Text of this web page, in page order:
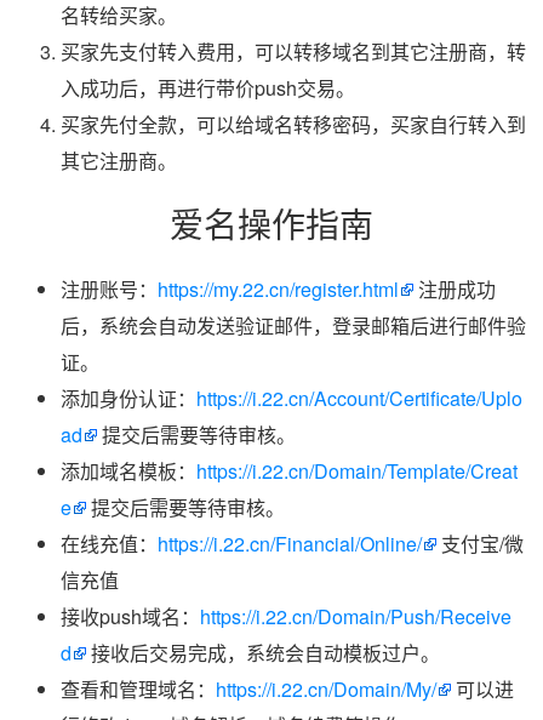
名转给买家。
买家先支付转入费用，可以转移域名到其它注册商，转
入成功后，再进行带价push交易。
买家先付全款，可以给域名转移密码，买家自行转入到
其它注册商。
爱名操作指南
注册账号： https://my.22.cn/register.html
注册成功
后，系统会自动发送验证邮件，登录邮箱后进行邮件验
证。
添加身份认证： https://i.22.cn/Account/Certificate/Uplo
ad
提交后需要等待审核。
添加域名模板： https://i.22.cn/Domain/Template/Creat
e
提交后需要等待审核。
在线充值： https://i.22.cn/Financial/Online/
支付宝/微
信充值
接收push域名： https://i.22.cn/Domain/Push/Receive
d
接收后交易完成，系统会自动模板过户。
查看和管理域名： https://i.22.cn/Domain/My/
可以进